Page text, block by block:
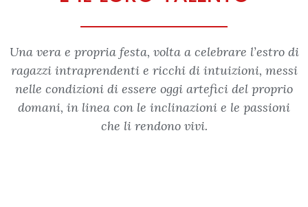
Una vera e propria festa, volta a celebrare l’estro di
ragazzi intraprendenti e ricchi di intuizioni, messi
nelle condizioni di essere oggi artefici del proprio
domani, in linea con le inclinazioni e le passioni
che li rendono vivi.